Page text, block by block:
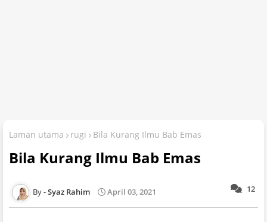
Laman utama rugi Bila Kurang Ilmu Bab Emas
Bila Kurang Ilmu Bab Emas
12
Syaz Rahim April 03, 2021